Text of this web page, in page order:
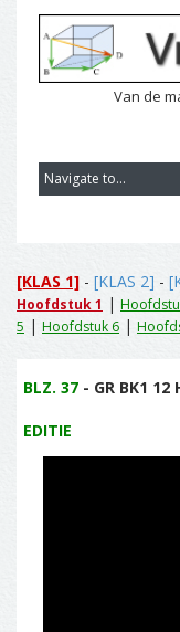
Van de
[KLAS 1] - [KLAS 2] -
Hoofdstuk 1 |
5 | Hoofdstuk 6 |
BLZ. 37 - GR BK1 12
EDITIE